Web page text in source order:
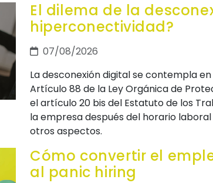
El dilema de la
hiperconectividad?
07/08/2026
La desconexión digital se contempla
Artículo 88 de la Ley Orgánica de
el artículo 20 bis del Estatuto de los
la empresa después del horario
otros aspectos.
Cómo convertir el
al panic hiring